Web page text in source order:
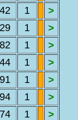
1
>
1
>
1
>
1
>
1
>
1
>
1
>